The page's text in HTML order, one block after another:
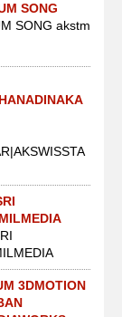
SONG
SONG akstm
3DMOTION